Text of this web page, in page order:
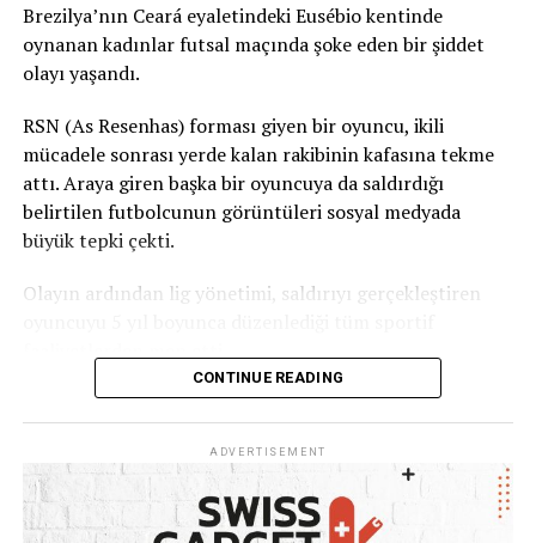
Brezilya’nın Ceará eyaletindeki Eusébio kentinde
oynanan kadınlar futsal maçında şoke eden bir şiddet
olayı yaşandı.
RSN (As Resenhas) forması giyen bir oyuncu, ikili
mücadele sonrası yerde kalan rakibinin kafasına tekme
attı. Araya giren başka bir oyuncuya da saldırdığı
belirtilen futbolcunun görüntüleri sosyal medyada
büyük tepki çekti.
Olayın ardından lig yönetimi, saldırıyı gerçekleştiren
Ceará Sivil Polisi de olayla ilgili soruşturma başlattı.
CONTINUE READING
ADVERTISEMENT